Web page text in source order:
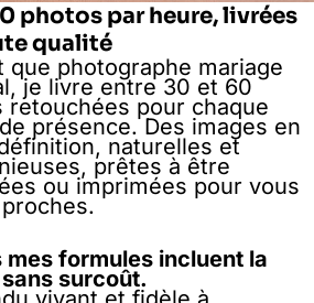
photos par heure, livrées
qualité
que photographe mariage
je livre entre 30 et 60
retouchées pour chaque
présence. Des images en
naturelles et
prêtes à être
ou imprimées pour vous
mes formules incluent la
surcoût.